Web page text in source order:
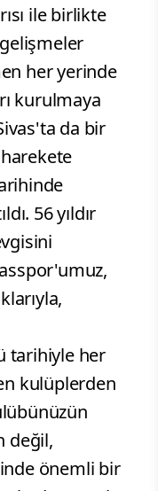
ile birlikte
her yerinde
kurulmaya
da bir
56 yıldır
tarihiyle her
kulüplerden
değil,
önemli bir